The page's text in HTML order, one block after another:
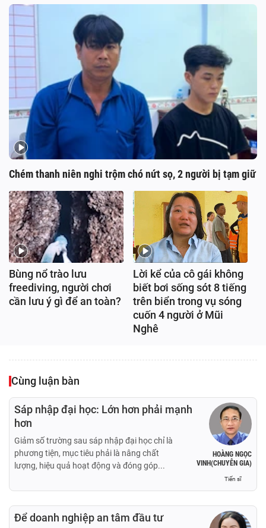
Chém thanh niên nghi trộm chó nứt sọ, 2 người bị tạm giữ
Bùng nổ trào lưu
freediving, người chơi
cần lưu ý gì để an toàn?
Lời kể của cô gái không
biết bơi sống sót 8 tiếng
trên biển trong vụ sóng
cuốn 4 người ở Mũi
Nghê
Cùng luận bàn
HOÀNG NGỌC
VINH(CHUYÊN GIA)
Tiến sĩ
Sáp nhập đại học: Lớn hơn phải mạnh
hơn
Giảm số trường sau sáp nhập đại học chỉ là
phương tiện, mục tiêu phải là nâng chất
lượng, hiệu quả hoạt động và đóng góp...
Để doanh nghiệp an tâm đầu tư